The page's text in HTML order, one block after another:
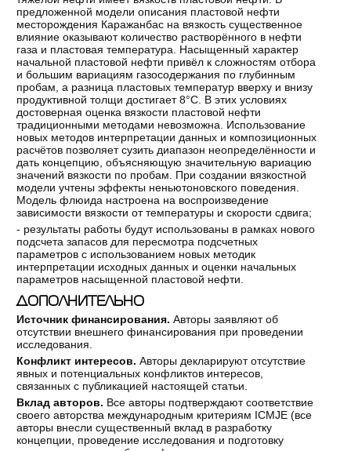
предложенной модели описания пластовой нефти
месторождения Каражанбас на вязкость существенное
влияние оказывают количество растворённого в нефти
газа и пластовая температура. Насыщенный характер
начальной пластовой нефти привёл к сложностям отбора
и большим вариациям газосодержания по глубинным
пробам, а разница пластовых температур вверху и внизу
продуктивной толщи достигает 8°С. В этих условиях
достоверная оценка вязкости пластовой нефти
традиционными методами невозможна. Использование
новых методов интерпретации данных и композиционных
расчётов позволяет сузить диапазон неопределённости и
дать концепцию, объясняющую значительную вариацию
значений вязкости по пробам. При создании вязкостной
модели учтены эффекты неньютоновского поведения.
Модель флюида настроена на воспроизведение
зависимости вязкости от температуры и скорости сдвига;
- результаты работы будут использованы в рамках нового
подсчета запасов для пересмотра подсчетных
параметров с использованием новых методик
интерпретации исходных данных и оценки начальных
параметров насыщенной пластовой нефти.
ДОПОЛНИТЕЛЬНО
Источник финансирования. Авторы заявляют об
отсутствии внешнего финансирования при проведении
исследования.
Конфликт интересов. Авторы декларируют отсутствие
явных и потенциальных конфликтов интересов,
связанных с публикацией настоящей статьи.
Вклад авторов. Все авторы подтверждают соответствие
своего авторства международным критериям ICMJE (все
авторы внесли существенный вклад в разработку
концепции, проведение исследования и подготовку